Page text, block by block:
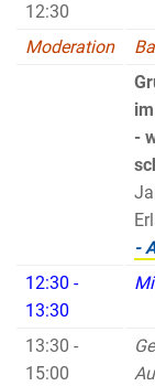
12:30
Moderation
-
-
12:30 -
13:30
13:30 -
15:00